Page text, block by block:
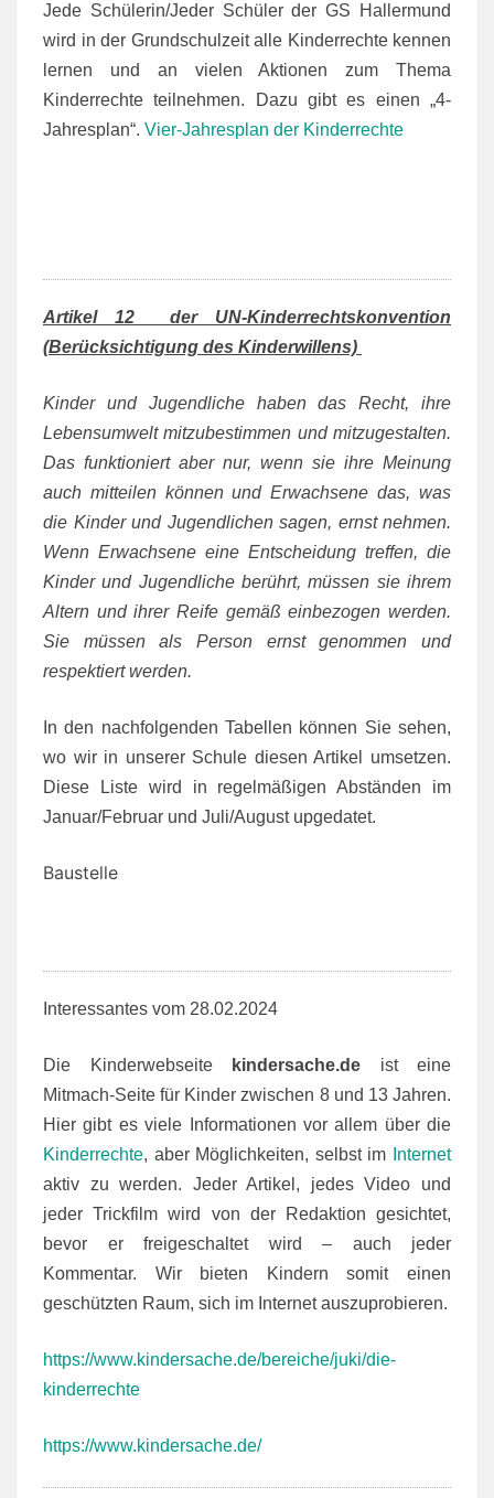
Jede Schülerin/Jeder Schüler der GS Hallermund
wird in der Grundschulzeit alle Kinderrechte kennen
lernen und an vielen Aktionen zum Thema
Kinderrechte teilnehmen. Dazu gibt es einen „4-
Jahresplan“. Vier-Jahresplan der Kinderrechte
Artikel 12 der UN-Kinderrechtskonvention
(Berücksichtigung des Kinderwillens)
Kinder und Jugendliche haben das Recht, ihre
Lebensumwelt mitzubestimmen und mitzugestalten.
Das funktioniert aber nur, wenn sie ihre Meinung
auch mitteilen können und Erwachsene das, was
die Kinder und Jugendlichen sagen, ernst nehmen.
Wenn Erwachsene eine Entscheidung treffen, die
Kinder und Jugendliche berührt, müssen sie ihrem
Altern und ihrer Reife gemäß einbezogen werden.
Sie müssen als Person ernst genommen und
respektiert werden.
In den nachfolgenden Tabellen können Sie sehen,
wo wir in unserer Schule diesen Artikel umsetzen.
Diese Liste wird in regelmäßigen Abständen im
Januar/Februar und Juli/August upgedatet.
Baustelle
Interessantes vom 28.02.2024
Die Kinderwebseite kindersache.de ist eine
Mitmach-Seite für Kinder zwischen 8 und 13 Jahren.
Hier gibt es viele Informationen vor allem über die
Kinderrechte, aber Möglichkeiten, selbst im
Internet
aktiv zu werden. Jeder Artikel, jedes Video und
jeder Trickfilm wird von der Redaktion gesichtet,
bevor er freigeschaltet wird – auch jeder
Kommentar. Wir bieten Kindern somit einen
geschützten Raum, sich im Internet auszuprobieren.
https://www.kindersache.de/bereiche/juki/die-
kinderrechte
https://www.kindersache.de/